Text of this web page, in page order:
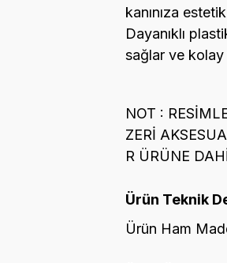
kanınıza
Dayanıklı
sağlar ve
NOT :
ZERİ
R ÜRÜNE
Ürün Teknik
Ürün Ham